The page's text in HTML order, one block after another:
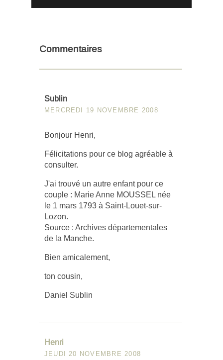
Commentaires
Sublin
MERCREDI 19 NOVEMBRE 2008
Bonjour Henri,
Félicitations pour ce blog agréable à
consulter.
J'ai trouvé un autre enfant pour ce
couple : Marie Anne MOUSSEL née
le 1 mars 1793 à Saint-Louet-sur-
Lozon.
Source : Archives départementales
de la Manche.
Bien amicalement,
ton cousin,
Daniel Sublin
Henri
JEUDI 20 NOVEMBRE 2008